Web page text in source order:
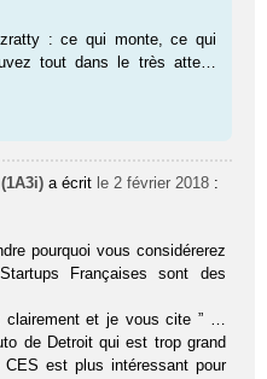
: ce qui monte, ce qui
tout dans le très atte…
a écrit le 2 février 2018 :
pourquoi vous considérerez
Françaises sont des
clairement et je vous cite ” …
de Detroit qui est trop grand
est plus intéressant pour